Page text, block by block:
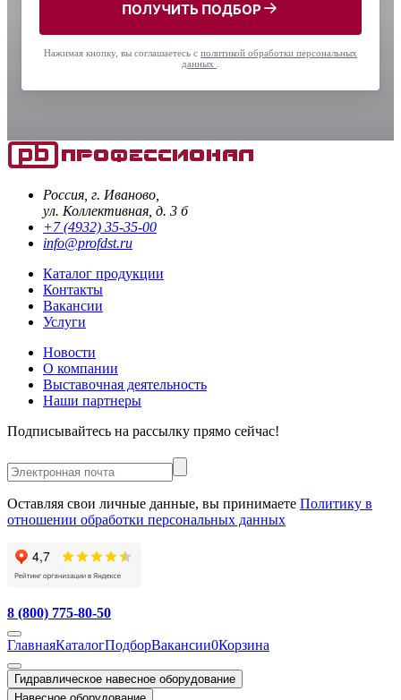
ПОЛУЧИТЬ ПОДБОР
Нажимая кнопку, вы соглашаетесь с политикой обработки персональных
данных
Россия, г. Иваново,
ул. Коллективная, д. 3 б
+7 (4932) 35-35-00
info@profdst.ru
Каталог продукции
Контакты
Вакансии
Услуги
Новости
О компании
Выставочная деятельность
Наши партнеры
Подписывайтесь на рассылку прямо сейчас!
Оставляя свои личные данные, вы принимаете Политику в
отношении обработки персональных данных
8 (800) 775-80-50
ГлавнаяКаталогПодборВакансии0Корзина
Гидравлическое навесное оборудование